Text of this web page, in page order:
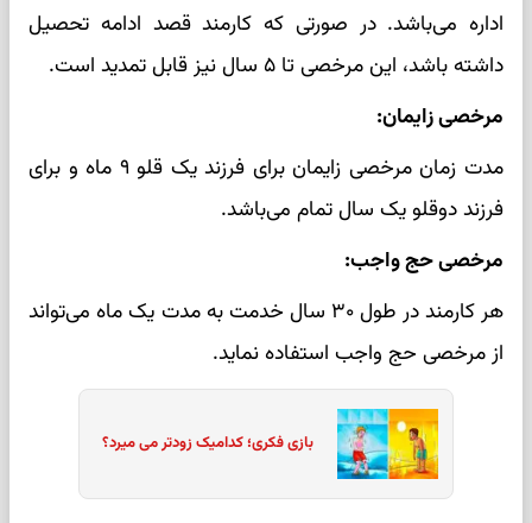
اداره می‌باشد. در صورتی که کارمند قصد ادامه تحصیل
داشته باشد، این مرخصی تا ۵ سال نیز قابل تمدید است.
مرخصی زایمان:
مدت زمان مرخصی زایمان برای فرزند یک قلو ۹ ماه و برای
فرزند دوقلو یک سال تمام می‌باشد.
مرخصی حج واجب:
هر کارمند در طول ۳۰ سال خدمت به مدت یک ماه می‌تواند
از مرخصی حج واجب استفاده نماید.
بازی فکری؛ کدامیک زودتر می میرد؟